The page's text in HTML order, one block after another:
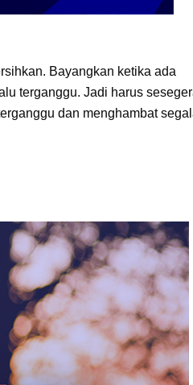
Bayangkan ketika ada
terganggu. Jadi harus
dan menghambat